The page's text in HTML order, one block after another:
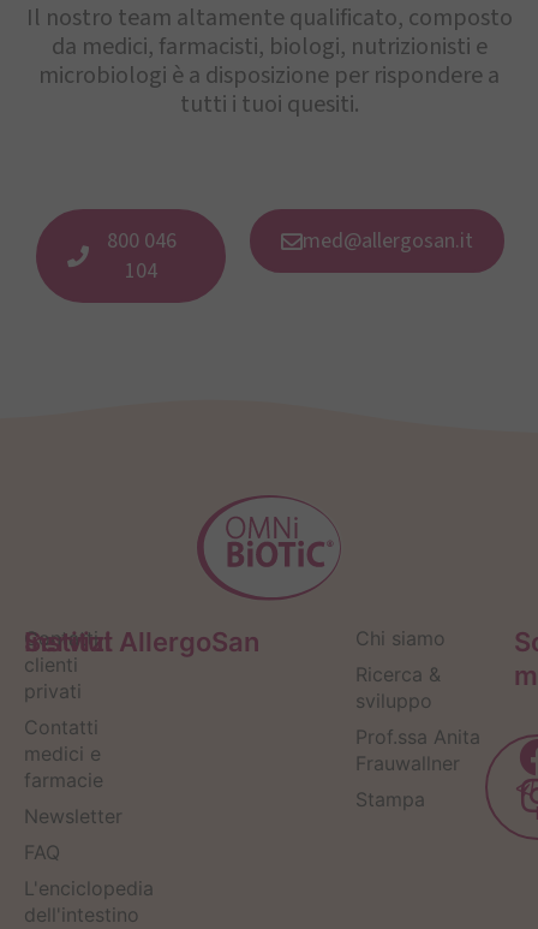
Il nostro team altamente qualificato, composto
da medici, farmacisti, biologi, nutrizionisti e
microbiologi è a disposizione per rispondere a
tutti i tuoi quesiti.
800 046
104
med@allergosan.it
Servizi
Contatti
clienti
privati
Contatti
medici e
farmacie
Newsletter
FAQ
L'enciclopedia
dell'intestino
Institut AllergoSan
Chi siamo
Ricerca &
sviluppo
Prof.ssa Anita
Frauwallner
Stampa